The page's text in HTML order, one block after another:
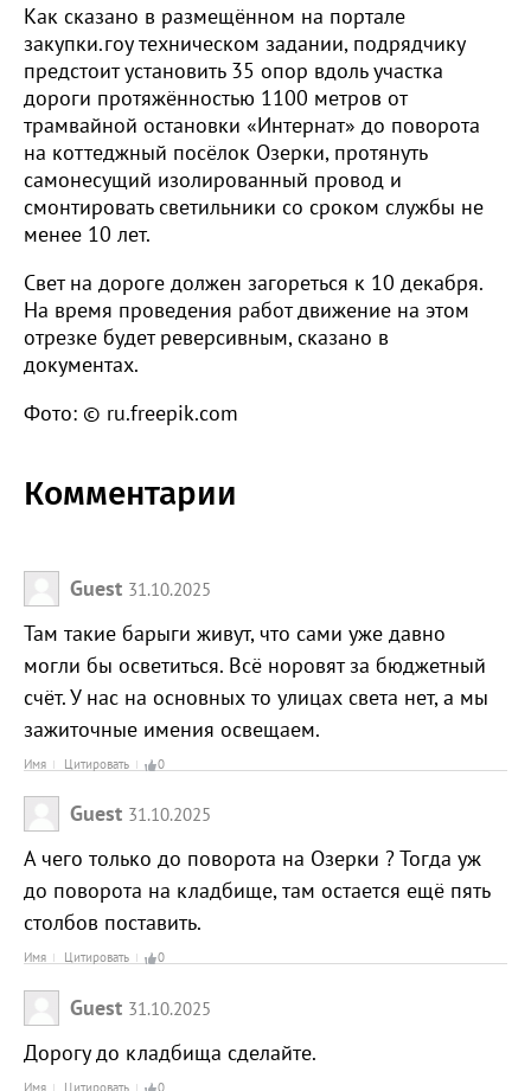
Как сказано в размещённом на портале
закупки.гоу техническом задании, подрядчику
предстоит установить 35 опор вдоль участка
дороги протяжённостью 1100 метров от
трамвайной остановки «Интернат» до поворота
на коттеджный посёлок Озерки, протянуть
самонесущий изолированный провод и
смонтировать светильники со сроком службы не
менее 10 лет.
Свет на дороге должен загореться к 10 декабря.
На время проведения работ движение на этом
отрезке будет реверсивным, сказано в
документах.
Фото: © ru.freepik.com
Комментарии
Guest 31.10.2025
Там такие барыги живут, что сами уже давно
могли бы осветиться. Всё норовят за бюджетный
счёт. У нас на основных то улицах света нет, а мы
зажиточные имения освещаем.
Имя Цитировать 0
Guest 31.10.2025
А чего только до поворота на Озерки ? Тогда уж
до поворота на кладбище, там остается ещё пять
столбов поставить.
Имя Цитировать 0
Guest 31.10.2025
Дорогу до кладбища сделайте.
Имя Цитировать 0